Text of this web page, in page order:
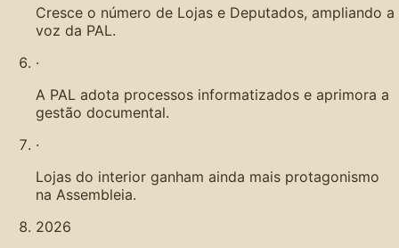
Cresce o número de Lojas e Deputados, ampliando a
voz da PAL.
·
A PAL adota processos informatizados e aprimora a
gestão documental.
·
Lojas do interior ganham ainda mais protagonismo
na Assembleia.
2026